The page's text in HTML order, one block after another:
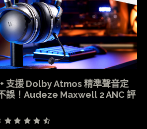
支援 Dolby Atmos 精準聲音定
誤！Audeze Maxwell 2 ANC 評